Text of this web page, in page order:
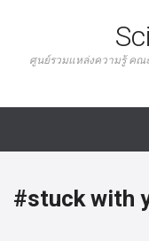
ศูนย์รวมแหล่งความรู้ คณ
#stuck with